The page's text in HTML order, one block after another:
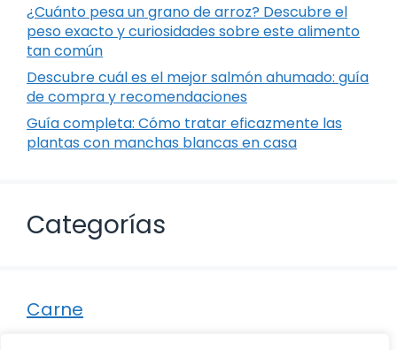
¿Cuánto pesa un grano de arroz? Descubre el
peso exacto y curiosidades sobre este alimento
tan común
Descubre cuál es el mejor salmón ahumado: guía
de compra y recomendaciones
Guía completa: Cómo tratar eficazmente las
plantas con manchas blancas en casa
Categorías
Carne